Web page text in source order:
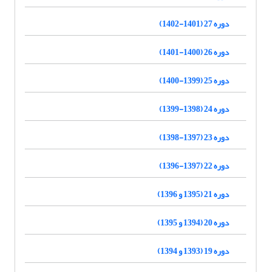
دوره 27 (1401-1402)
دوره 26 (1400-1401)
دوره 25 (1399-1400)
دوره 24 (1398-1399)
دوره 23 (1397-1398)
دوره 22 (1397-1396)
دوره 21 (1395 و 1396)
دوره 20 (1394 و 1395)
دوره 19 (1393 و 1394)